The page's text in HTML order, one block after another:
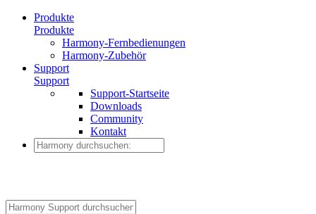
Produkte
Produkte
Harmony-Fernbedienungen
Harmony-Zubehör
Support
Support
Support-Startseite
Downloads
Community
Kontakt